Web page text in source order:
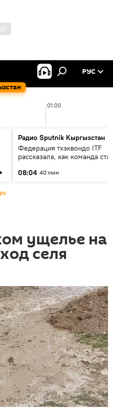
РУС
01:00
Радио Sputnik Кыргызстан
Федерация тхэквондо ITF
рассказала, как команда
08:04 40 мин
ущелье на
селя